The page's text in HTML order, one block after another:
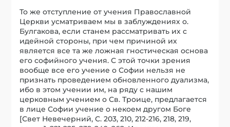
То же отступление от учения Православной
Церкви усматриваем мы в заблуждениях о.
Булгакова, если станем рассматривать их с
идейной стороны, при чем причиной их
является все та же ложная гностическая основа
его софийного учения. С этой точки зрения
вообще все его учение о Софии нельзя не
признать проведением обновленного дуализма,
ибо в этом учении им, на ряду с нашим
церковным учением о Св. Троице, предлагается
в лице Софии учение о некоем другом Боге
[Свет Невечерний, С. 203, 210, 212-216, 218, 219,